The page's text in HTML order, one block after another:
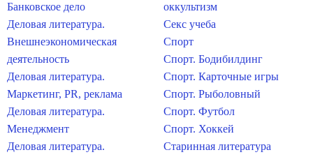
Банковское дело
Деловая литература.
Внешнеэкономическая
деятельность
Деловая литература.
Маркетинг, PR, реклама
Деловая литература.
Менеджмент
Деловая литература.
оккультизм
Секс учеба
Спорт
Спорт. Бодибилдинг
Спорт. Карточные игры
Спорт. Рыболовный
Спорт. Футбол
Спорт. Хоккей
Старинная литература